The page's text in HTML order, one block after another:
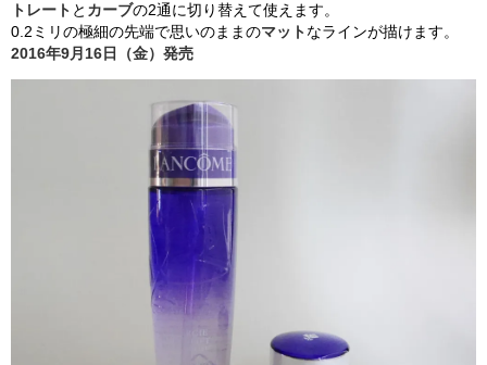
トレート と カーブの2通に切り替えて使えます。
0.2ミリの極細の先端で思いのままのマット なラインが描けます。
2016年9月16日（金）発売